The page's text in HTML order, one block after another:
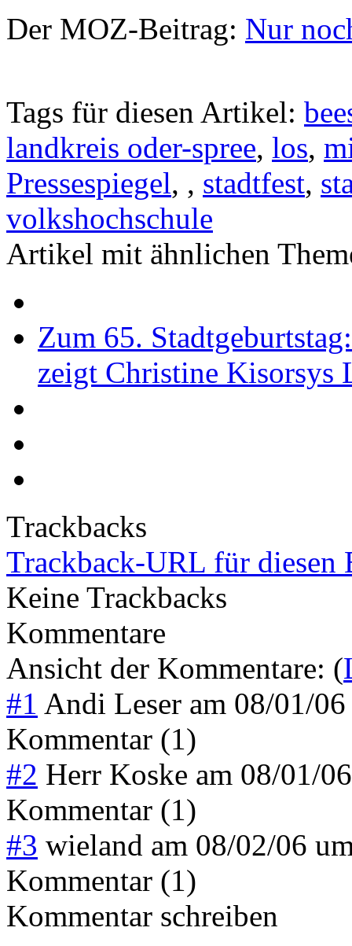
Der MOZ-Beitrag: Nur
Tags für diesen Artikel:
landkreis oder-spree, los,
Pressespiegel, , stadtfest,
volkshochschule
Artikel mit ähnlichen
Zum 65.
zeigt Christine Kisorsys
Trackbacks
Trackback-URL für diesen
Keine Trackbacks
Kommentare
Ansicht der Kommentare: (
#1 Andi Leser am 08/01/
Kommentar (1)
#2 Herr Koske am 08/01/
Kommentar (1)
#3 wieland am 08/02/06
Kommentar (1)
Kommentar schreiben